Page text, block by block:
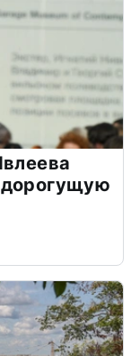
дорогущую